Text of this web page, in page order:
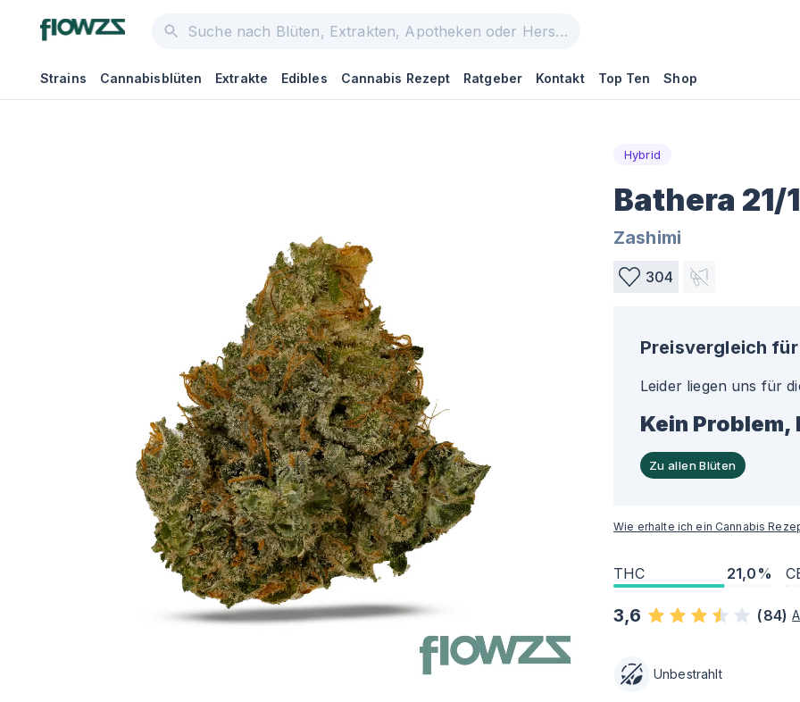
Strains Cannabisblüten Extrakte Edibles Cannabis Rezept Ratgeber Kontakt Top Ten Shop
Hybrid
Bathera 21/
Zashimi
304
Preisvergleich für
Leider liegen uns für
Kein
Zu allen Blüten
Wie erhalte ich ein Cannabis
THC 21,0%
3,6 (84)
Unbestrahlt